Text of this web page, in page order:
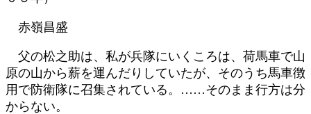
赤嶺昌盛
父の松之助は、私が兵隊にいくころは、荷馬車で山
原の山から薪を運んだりしていたが、そのうち馬車徴
用で防衛隊に召集されている。……そのまま行方は分
からない。